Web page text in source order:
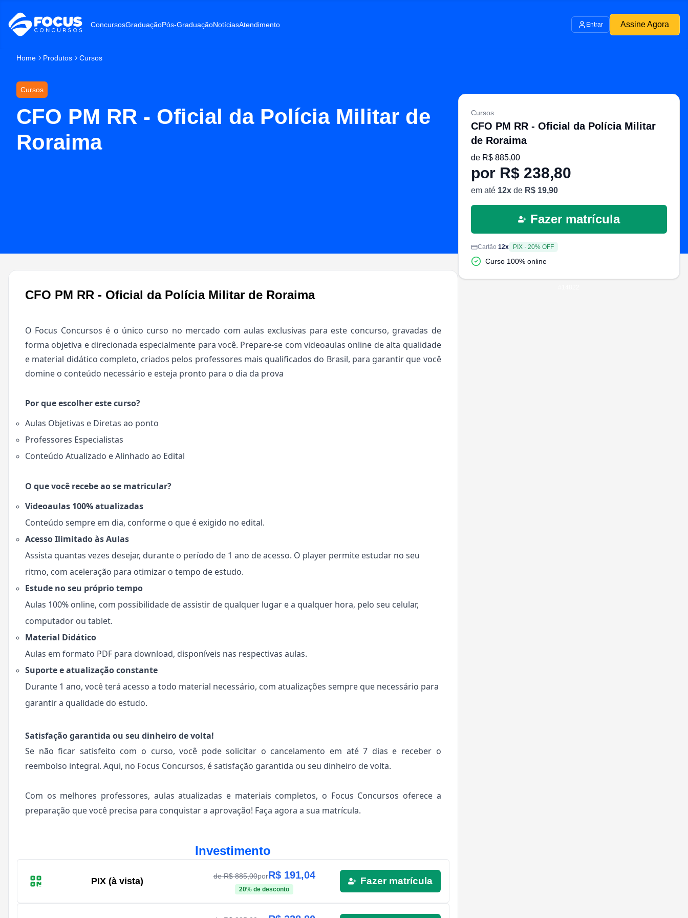
ConcursosGraduaçãoPós-GraduaçãoNotíciasAtendimento Entrar Assine Agora
Home Produtos Cursos
Cursos
CFO PM RR - Oficial da Polícia Militar de
Roraima
CFO PM RR - Oficial da Polícia Militar de Roraima
O Focus Concursos é o único curso no mercado com aulas exclusivas para este concurso, gravadas de
forma objetiva e direcionada especialmente para você. Prepare-se com videoaulas online de alta qualidade
e material didático completo, criados pelos professores mais qualificados do Brasil, para garantir que você
domine o conteúdo necessário e esteja pronto para o dia da prova
Por que escolher este curso?
Aulas Objetivas e Diretas ao ponto
Professores Especialistas
Conteúdo Atualizado e Alinhado ao Edital
O que você recebe ao se matricular?
Videoaulas 100% atualizadas
Conteúdo sempre em dia, conforme o que é exigido no edital.
Acesso Ilimitado às Aulas
Assista quantas vezes desejar, durante o período de 1 ano de acesso. O player permite estudar no seu
ritmo, com aceleração para otimizar o tempo de estudo.
Estude no seu próprio tempo
Aulas 100% online, com possibilidade de assistir de qualquer lugar e a qualquer hora, pelo seu celular,
computador ou tablet.
Material Didático
Aulas em formato PDF para download, disponíveis nas respectivas aulas.
Suporte e atualização constante
Durante 1 ano, você terá acesso a todo material necessário, com atualizações sempre que necessário para
garantir a qualidade do estudo.
Satisfação garantida ou seu dinheiro de volta!
Se não ficar satisfeito com o curso, você pode solicitar o cancelamento em até 7 dias e receber o
reembolso integral. Aqui, no Focus Concursos, é satisfação garantida ou seu dinheiro de volta.
Com os melhores professores, aulas atualizadas e materiais completos, o Focus Concursos oferece a
preparação que você precisa para conquistar a aprovação! Faça agora a sua matrícula.
Investimento
PIX (à vista) de R$885,00porR$ 191,04
20% de desconto
Fazer matrícula
Cursos
CFO PM RR - Oficial da Polícia Militar
de Roraima
deR$885,00
por R$ 238,80
em até 12xde R$ 19,90
Fazer matrícula
Cartão 12x PIX· 20% OFF
Curso 100% online